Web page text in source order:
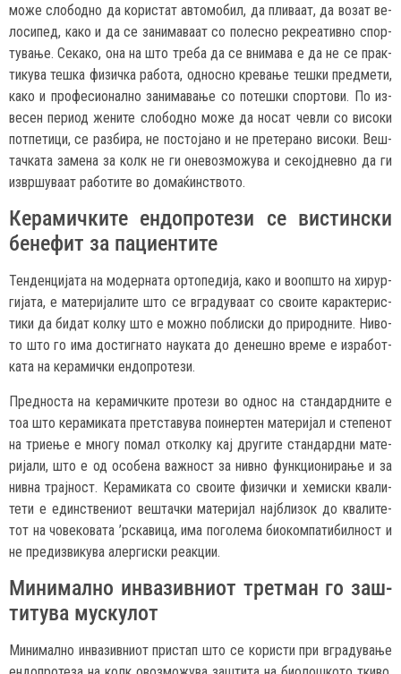
мо­же сло­бод­но да ко­рис­тат ав­то­мо­бил, да пли­ва­ат, да во­зат ве­
ло­си­пед, ка­ко и да се за­ни­ма­ва­ат со по­лес­но рек­ре­а­тив­но спор­
ту­ва­ње. Се­ка­ко, она на што тре­ба да се вни­ма­ва е да не се прак­
ти­ку­ва теш­ка фи­зич­ка ра­бо­та, од­нос­но кре­ва­ње теш­ки пред­ме­ти,
ка­ко и про­фе­си­о­нал­но за­ни­ма­ва­ње со по­теш­ки спор­то­ви. По из­
ве­сен пер­и­од же­ни­те сло­бод­но мо­же да но­сат чев­ли со ви­со­ки
пот­пе­ти­ци, се раз­би­ра, не пос­то­ја­но и не пре­те­ра­но ви­со­ки. Веш­
тач­ка­та за­ме­на за колк не ги оне­воз­мо­жу­ва и се­кој­днев­но да ги
из­вр­шу­ва­ат ра­бо­ти­те во до­ма­ќинс­тво­то.
Ке­ра­мич­ки­те ен­доп­ро­те­зи се вис­тин­ски
бе­не­фит за па­ци­ен­ти­те
Тен­ден­ци­ја­та на мо­дер­на­та ор­то­пе­ди­ја, ка­ко и во­оп­што на хи­рур­
ги­ја­та, е ма­те­ри­ја­ли­те што се вгра­ду­ва­ат со сво­и­те ка­рак­те­рис­
ти­ки да би­дат кол­ку што е мож­но поб­ли­ски до при­род­ни­те. Ни­во­
то што го има дос­тиг­на­то на­у­ка­та до де­неш­но вре­ме е из­ра­бот­
ка­та на ке­ра­мич­ки ен­доп­ро­те­зи.
Пред­нос­та на ке­ра­мич­ки­те про­те­зи во од­нос на стан­дар­дни­те е
тоа што ке­ра­ми­ка­та прет­ста­ву­ва по­и­нер­тен ма­те­ри­јал и сте­пе­нот
на три­е­ње е мно­гу по­мал от­кол­ку кај дру­ги­те стан­дар­дни ма­те­
ри­ја­ли, што е од осо­бе­на важ­ност за нив­но фун­кци­о­ни­ра­ње и за
нив­на трај­ност. Ке­ра­ми­ка­та со сво­и­те фи­зич­ки и хе­ми­ски ква­ли­
те­ти е единс­тве­ни­от веш­тач­ки ма­те­ри­јал нај­бли­зок до ква­ли­те­
тот на чо­ве­ко­ва­та ’рска­ви­ца, има по­го­ле­ма би­о­ком­па­ти­бил­ност и
не пре­диз­ви­ку­ва алер­ги­ски ре­ак­ции.
Ми­ни­мал­но ин­ва­зив­ни­от трет­ман го заш­
ти­ту­ва мус­ку­лот
Ми­ни­мал­но ин­ва­зив­ни­от прис­тап што се ко­рис­ти при вгра­ду­ва­ње